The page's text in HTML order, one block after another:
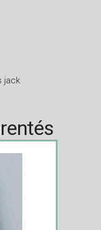
jack